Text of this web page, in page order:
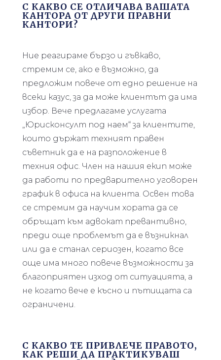
С КАКВО СЕ ОТЛИЧАВА ВАШАТА
КАНТОРА ОТ ДРУГИ ПРАВНИ
КАНТОРИ?
Ние реагираме бързо и гъвкаво,
стремим се, ако е възможно, да
предложим повече от едно решение на
всеки казус, за да може клиентът да има
избор. Вече предлагаме услугата
„Юрисконсулт под наем“ за клиентите,
които държат техният правен
съветник да е на разположение в
техния офис. Член на нашия екип може
да работи по предварително уговорен
график в офиса на клиента. Освен това
се стремим да научим хората да се
обръщат към адвокат превантивно,
преди още проблемът да е възникнал
или да е станал сериозен, когато все
още има много повече възможности за
благоприятен изход от ситуацията, а
не когато вече е късно и пътищата са
ограничени.
С КАКВО ТЕ ПРИВЛЕЧЕ ПРАВОТО,
КАК РЕШИ ДА ПРАКТИКУВАШ